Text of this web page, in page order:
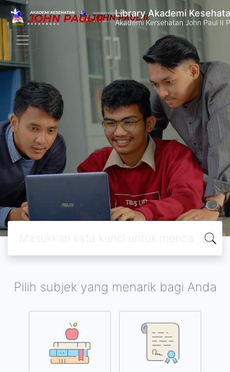
Library Akademi
Akademi Kersehatan John Paul II
Pilih subjek yang menarik bagi Anda